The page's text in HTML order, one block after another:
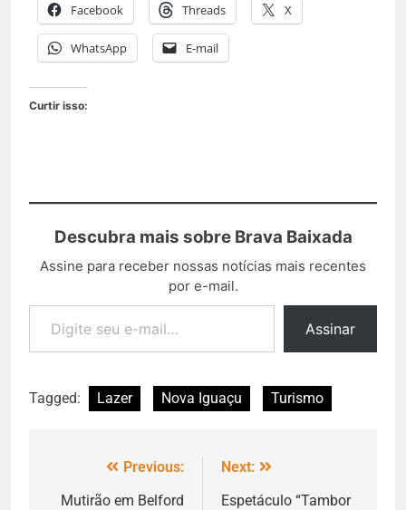
Facebook Threads X
WhatsApp E-mail
Curtir isso:
Descubra mais sobre Brava Baixada
Assine para receber nossas notícias mais recentes
por e-mail.
Assinar
Tagged: Lazer Nova Iguaçu Turismo
Previous:
Mutirão em Belford
Next:
Espetáculo “Tambor